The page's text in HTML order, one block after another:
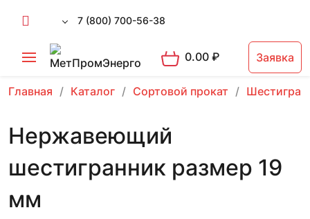
7 (800) 700-56-38
0.00₽ Заявка
Главная Каталог Сортовой прокат
Нержавеющий
шестигранник размер 19
мм